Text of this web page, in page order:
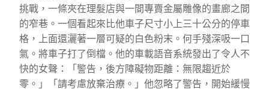
挑戰，一條夾在理髮店與一間專賣金屬雕像的畫廊之間
的窄巷。一個看起來比他車子尺寸小上三十公分的停車
格，上面還灑著一層可疑的白色粉末。何手殘深吸一口
氣。將車子打了倒檔。他的車載語音系統發出了令人不
快的女聲：「警告，後方障礙物距離：無限趨近於
零。」「請考慮放棄治療。」他忽略了警告，開始緩慢